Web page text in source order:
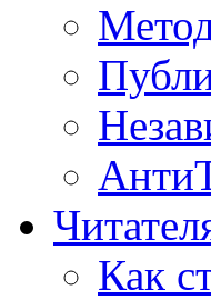
Как